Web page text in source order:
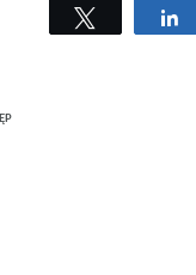
Tweetuj